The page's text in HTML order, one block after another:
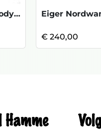
Lucendro Thermal Hoody -Savana/Night Sky
€ 240,00